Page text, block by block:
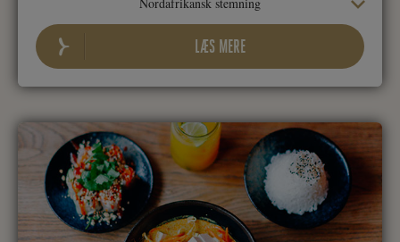
Nordafrikansk stemning
LÆS MERE